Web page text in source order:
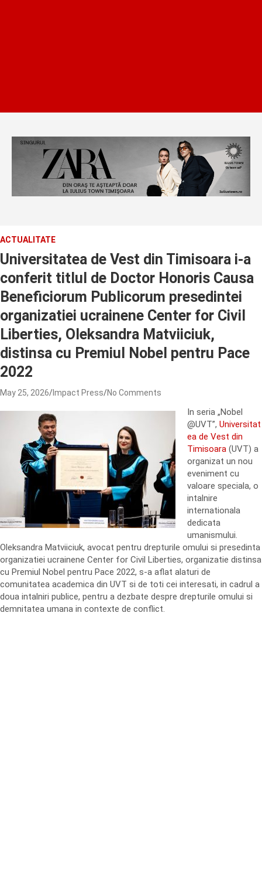
ACTUALITATE
Universitatea de Vest din Timisoara i-a
conferit titlul de Doctor Honoris Causa
Beneficiorum Publicorum presedintei
organizatiei ucrainene Center for Civil
Liberties, Oleksandra Matviiciuk,
distinsa cu Premiul Nobel pentru Pace
2022
May 25, 2026 Impact Press No Comments
In seria „Nobel
@UVT”, Universitat
ea de Vest din
Timisoara (UVT) a
organizat un nou
eveniment cu
valoare speciala, o
intalnire
internationala
dedicata
umanismului.
Oleksandra Matviiciuk, avocat pentru drepturile omului si presedinta
organizatiei ucrainene Center for Civil Liberties, organizatie distinsa
cu Premiul Nobel pentru Pace 2022, s-a aflat alaturi de
comunitatea academica din UVT si de toti cei interesati, in cadrul a
doua intalniri publice, pentru a dezbate despre drepturile omului si
demnitatea umana in contexte de conflict.